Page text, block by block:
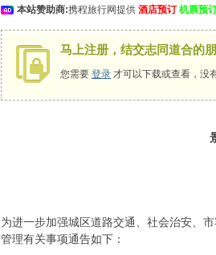
本站赞助商:携程旅行网提供 酒店预订 机票预
马上注册，结交志同道合的
您需要 登录 才可以下载或查看，没
为进一步加强城区道路交通、社会治安、
管理有关事项通告如下：